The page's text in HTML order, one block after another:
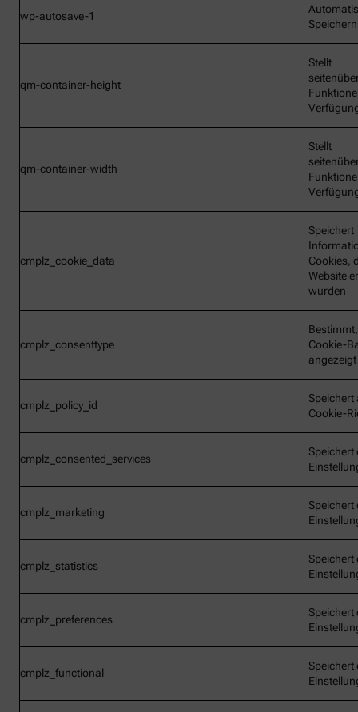
wp-autosave-1
Speichern
qm-container-height
Stellt
qm-container-width
Stellt
cmplz_cookie_data
Speichert
Cookies,
Website
wurden
cmplz_consenttype
Cookie-
cmplz_policy_id
Speichert
Cookie-
cmplz_consented_services
Speichert
cmplz_marketing
Speichert
cmplz_statistics
Speichert
cmplz_preferences
Speichert
cmplz_functional
Speichert